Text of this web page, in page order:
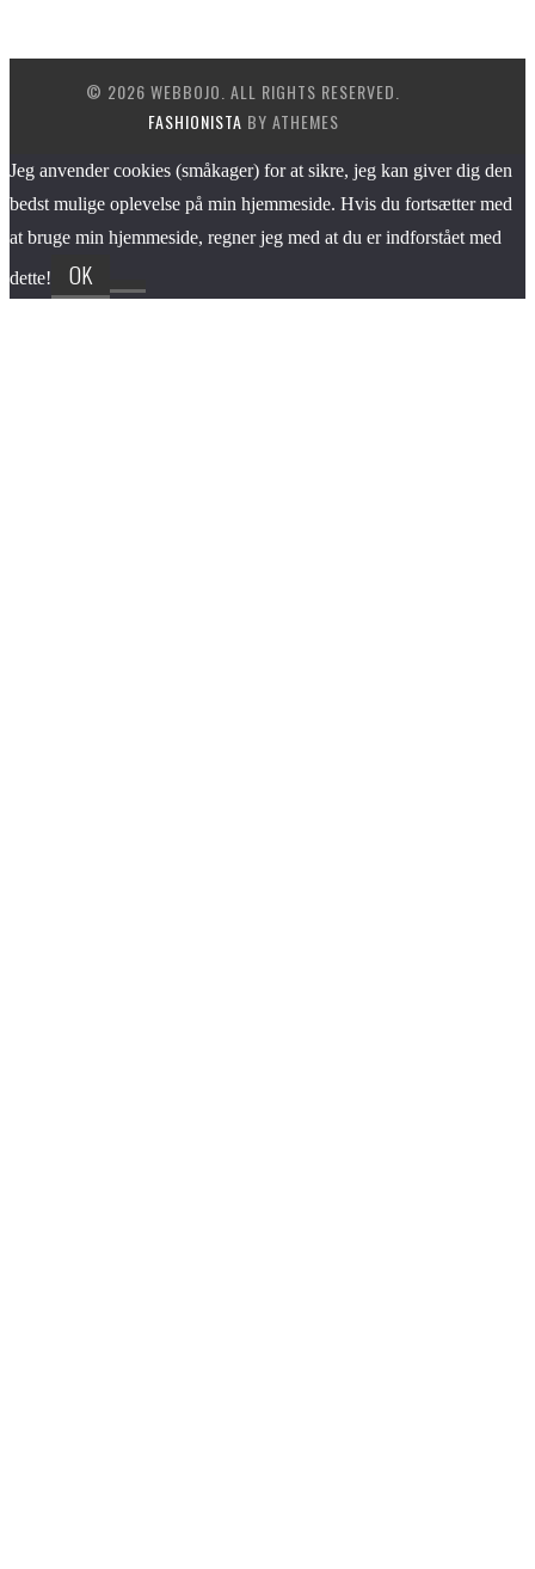
© 2026 WEBBOJO. ALL RIGHTS RESERVED.
FASHIONISTA BY ATHEMES
Jeg anvender cookies (småkager) for at sikre, jeg kan giver dig den
bedst mulige oplevelse på min hjemmeside. Hvis du fortsætter med
at bruge min hjemmeside, regner jeg med at du er indforstået med
dette!
OK